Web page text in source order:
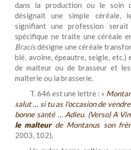
dans la production ou le soin
désignait une simple céréale,
signifiant une profession
spécifique ne traite une céréale
Bracisdésigne une céréale
blé, avoine, épeautre, seigle,
de malteur ou de brasseur et
malterie ou la brasserie.
T. 646 est une lettre : «
salut … si tu as l'occasion de
bonne santé … Adieu. (Verso) A
le malteurde Montanus son
2003, 102).